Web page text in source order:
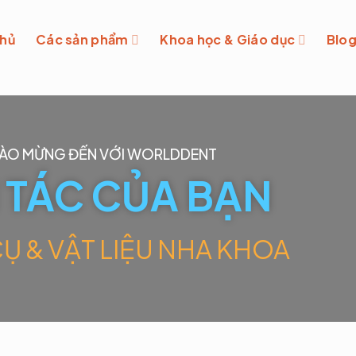
Các sản phẩm Khoa học & Giáo dục Blog
MỪNG ĐẾN VỚI WORLDDENT
CỦA BẠN
& VẬT LIỆU NHA KHOA